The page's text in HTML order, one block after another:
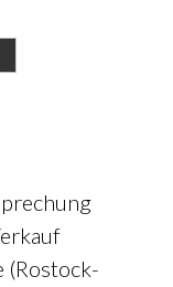
(Rostock-